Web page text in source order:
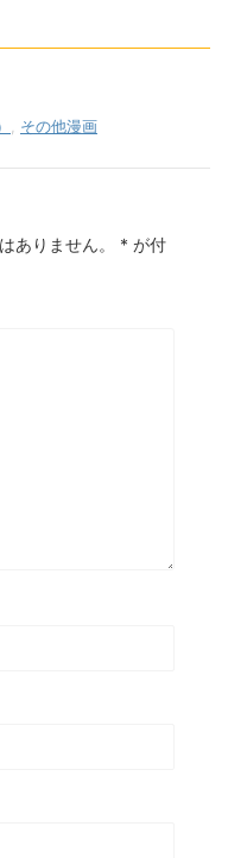
, その他漫画
ありません。 * が付